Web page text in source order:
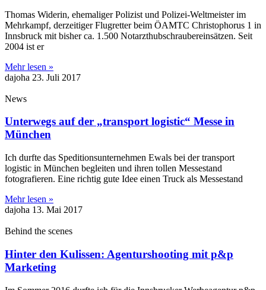
Thomas Widerin, ehemaliger Polizist und Polizei-Weltmeister im
Mehrkampf, derzeitiger Flugretter beim ÖAMTC Christophorus 1 in
Innsbruck mit bisher ca. 1.500 Notarzthubschraubereinsätzen. Seit
2004 ist er
Mehr lesen »
dajoha 23. Juli 2017
News
Unterwegs auf der „transport logistic“ Messe in
München
Ich durfte das Speditionsunternehmen Ewals bei der transport
logistic in München begleiten und ihren tollen Messestand
fotografieren. Eine richtig gute Idee einen Truck als Messestand
Mehr lesen »
dajoha 13. Mai 2017
Behind the scenes
Hinter den Kulissen: Agenturshooting mit p&p
Marketing